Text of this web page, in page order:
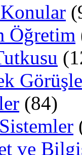
Öğretim
(84)
ve